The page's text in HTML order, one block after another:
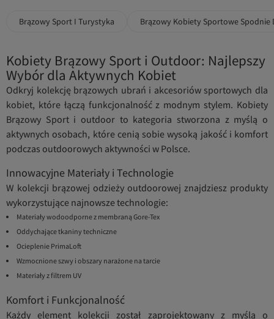
Brązowy Sport I Turystyka Brązowy Kobiety Sportowe Spodnie
Kobiety Brązowy Sport i Outdoor: Najlepszy
Wybór dla Aktywnych Kobiet
Odkryj kolekcję brązowych ubrań i akcesoriów sportowych dla
kobiet, które łączą funkcjonalność z modnym stylem. Kobiety
Brązowy Sport i outdoor to kategoria stworzona z myślą o
aktywnych osobach, które cenią sobie wysoką jakość i komfort
podczas outdoorowych aktywności w Polsce.
Innowacyjne Materiały i Technologie
W kolekcji brązowej odzieży outdoorowej znajdziesz produkty
wykorzystujące najnowsze technologie:
Materiały wodoodporne z membraną Gore-Tex
Oddychające tkaniny techniczne
Ocieplenie PrimaLoft
Wzmocnione szwy i obszary narażone na tarcie
Materiały z filtrem UV
Komfort i Funkcjonalność
Każdy element kolekcji został zaprojektowany z myślą o